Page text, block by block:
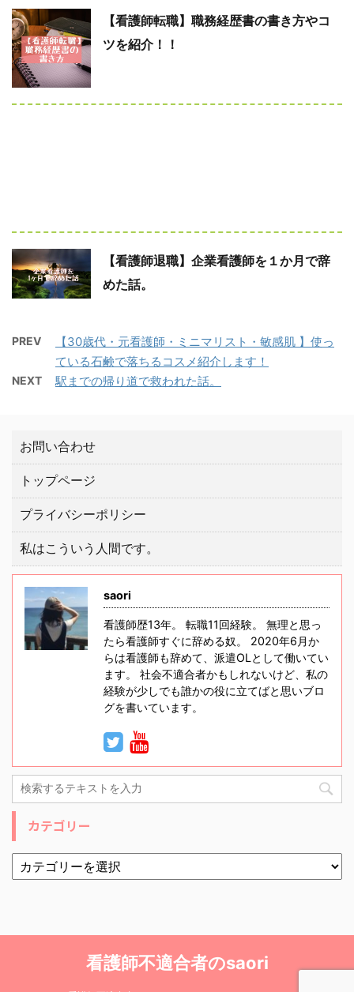
【看護師転職】職務経歴書の書き方やコ
ツを紹介！！
【看護師退職】企業看護師を１か月で辞
めた話。
PREV
【30歳代・元看護師・ミニマリスト・敏感肌 】使っ
ている石鹸で落ちるコスメ紹介します！
NEXT 駅までの帰り道で救われた話。
お問い合わせ
トップページ
プライバシーポリシー
私はこういう人間です。
saori
看護師歴13年。 転職11回経験。 無理と思っ
たら看護師すぐに辞める奴。 2020年6月か
らは看護師も辞めて、派遣OLとして働いてい
ます。 社会不適合者かもしれないけど、私の
経験が少しでも誰かの役に立てばと思いブロ
グを書いています。
カテゴリー
看護師不適合者のsaori